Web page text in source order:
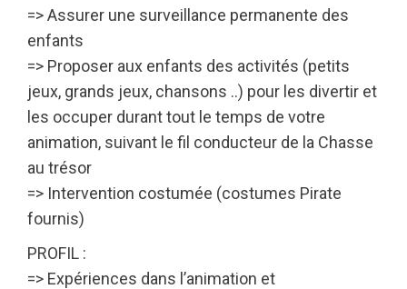
=> Assurer une surveillance permanente des
enfants
=> Proposer aux enfants des activités (petits
jeux, grands jeux, chansons ..) pour les divertir et
les occuper durant tout le temps de votre
animation, suivant le fil conducteur de la Chasse
au trésor
=> Intervention costumée (costumes Pirate
fournis)
PROFIL :
=> Expériences dans l’animation et